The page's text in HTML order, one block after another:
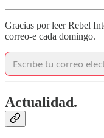
Gracias por leer Rebel
correo-e cada domingo.
Actualidad.